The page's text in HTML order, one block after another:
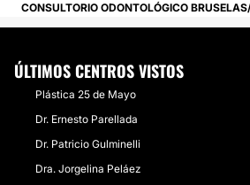
CONSULTORIO ODONTOLÓGICO BRUSELAS
ÚLTIMOS CENTROS VISTOS
Plástica 25 de Mayo
Dr. Ernesto Parellada
Dr. Patricio Gulminelli
Dra. Jorgelina Peláez